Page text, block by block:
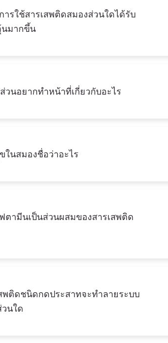
ารใช้สารเสพติดสมองส่วนใดได้รับ
นมากขึ้น
วนอยากทำหน้าที่เกี่ยวกับอะไร
ในสมองชื่อว่าอะไร
ตามีนเป็นส่วนผสมของสารเสพติด
พติดชนิดกดประสาทจะทำลายระบบ
นใด